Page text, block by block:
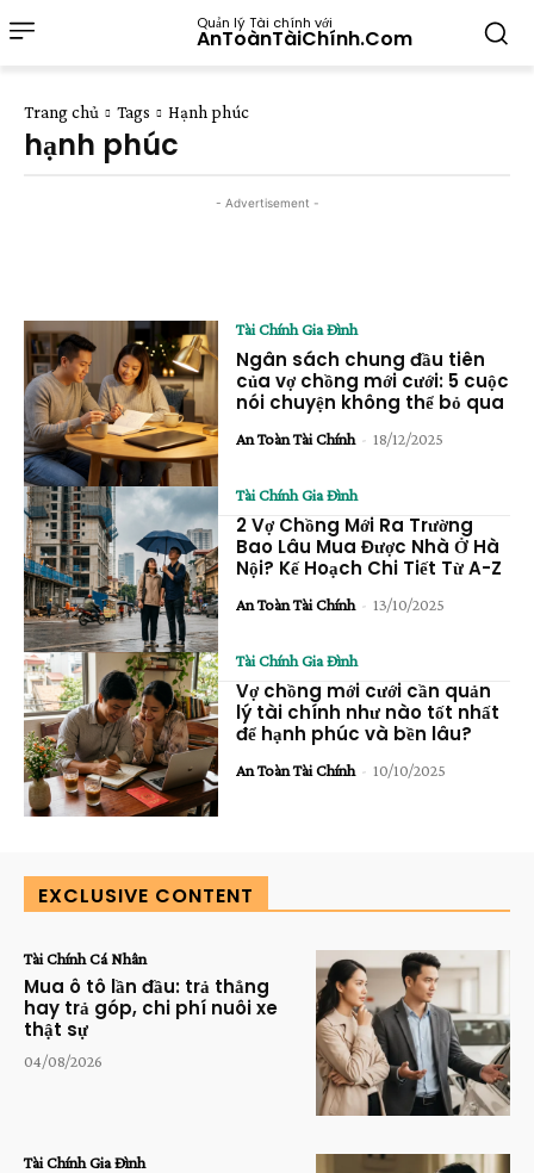
Quản lý Tài chính với
AnToànTàiChính.Com
Trang chủ Tags Hạnh phúc
hạnh phúc
- Advertisement -
Tài Chính Gia Đình
Ngân sách chung đầu tiên
của vợ chồng mới cưới: 5 cuộc
nói chuyện không thể bỏ qua
An Toàn Tài Chính - 18/12/2025
Tài Chính Gia Đình
2 Vợ Chồng Mới Ra Trường
Bao Lâu Mua Được Nhà Ở Hà
Nội? Kế Hoạch Chi Tiết Từ A-Z
An Toàn Tài Chính - 13/10/2025
Tài Chính Gia Đình
Vợ chồng mới cưới cần quản
lý tài chính như nào tốt nhất
để hạnh phúc và bền lâu?
An Toàn Tài Chính - 10/10/2025
EXCLUSIVE CONTENT
Tài Chính Cá Nhân
Mua ô tô lần đầu: trả thẳng
hay trả góp, chi phí nuôi xe
thật sự
04/08/2026
Tài Chính Gia Đình